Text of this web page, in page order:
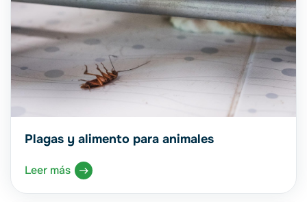
Plagas y alimento para animales
Leer más